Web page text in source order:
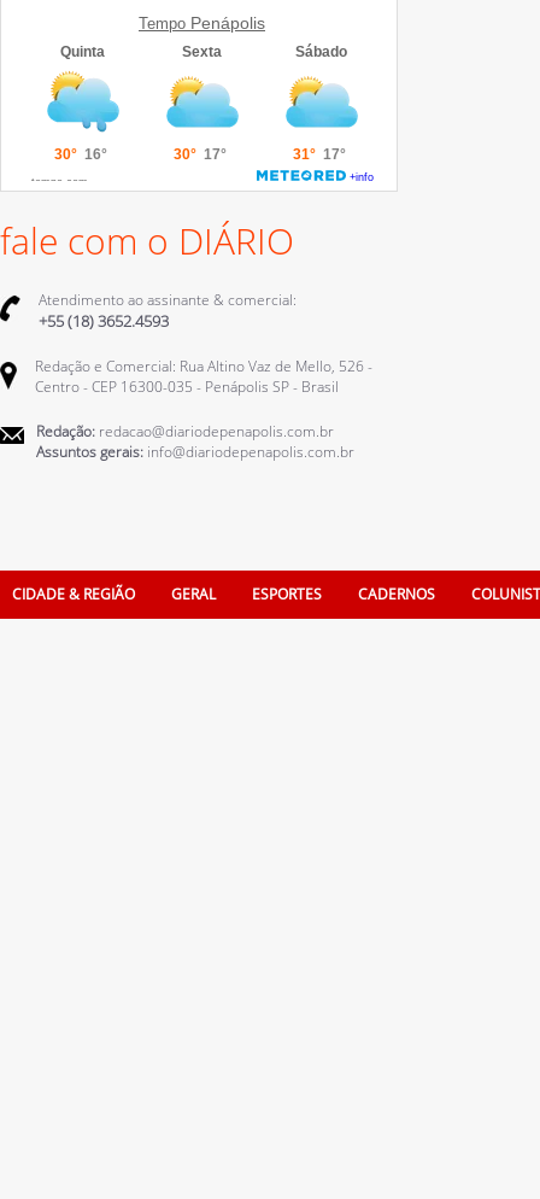
Tempo Penápolis
fale com o DIÁRIO
Atendimento ao assinante & comercial:
+55 (18) 3652.4593
Redação e Comercial: Rua Altino Vaz de Mello, 526 -
Centro - CEP 16300-035 - Penápolis SP - Brasil
Redação: redacao@diariodepenapolis.com.br
Assuntos gerais: info@diariodepenapolis.com.br
CIDADE & REGIÃO GERAL ESPORTES CADERNOS